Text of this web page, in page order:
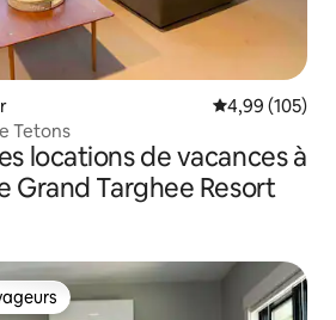
Évaluation
4,99 (105)
Tetons
locations de vacances à
Grand Targhee Resort
les plus appréciés